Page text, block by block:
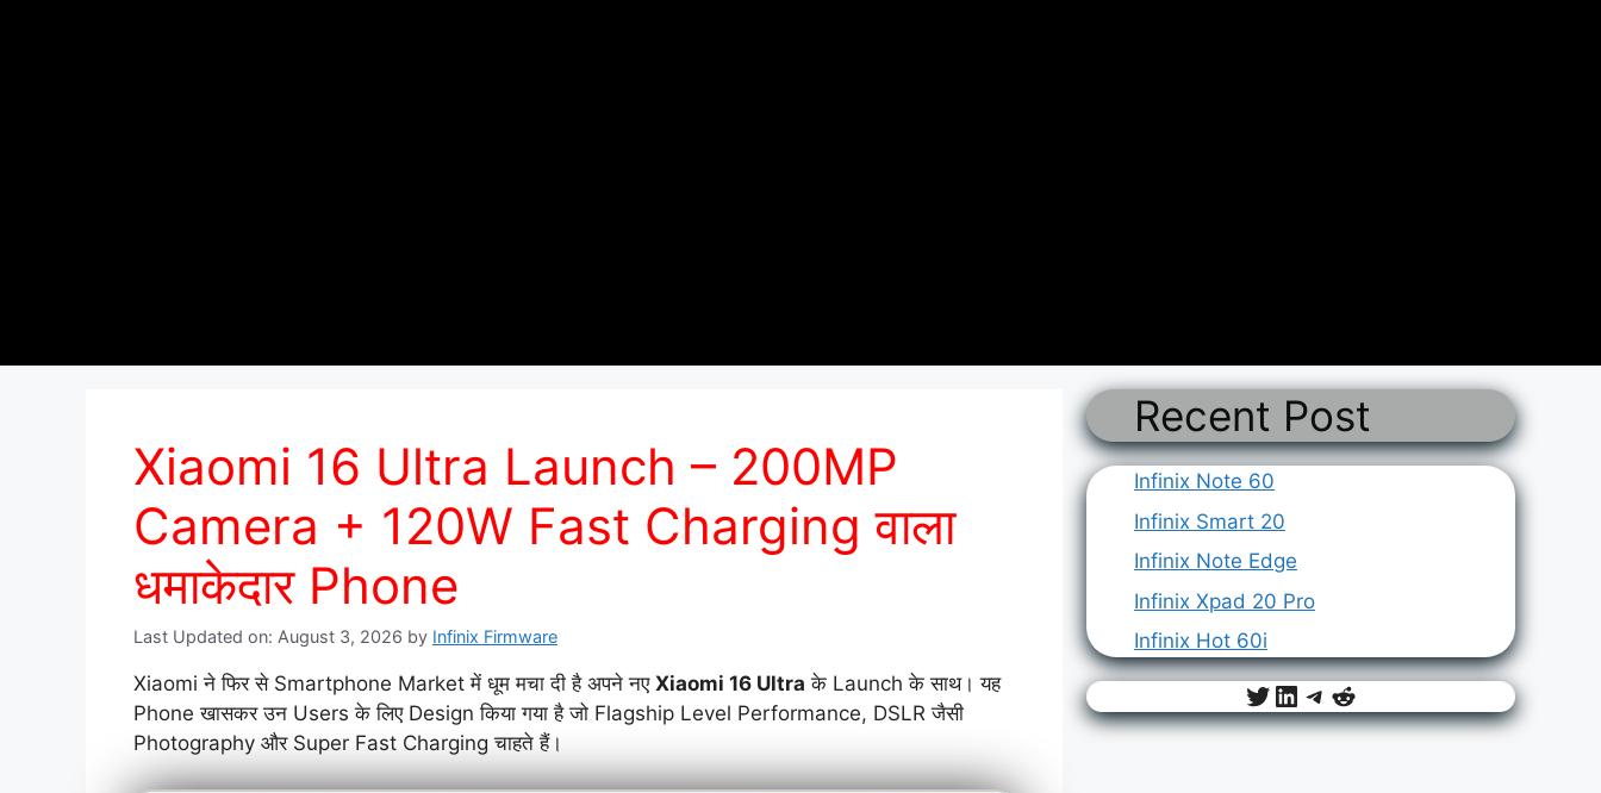
Xiaomi 16 Ultra Launch – 200MP
Camera + 120W Fast Charging वाला
धमाकेदार Phone
Last Updated on: August 3, 2026 by Infinix Firmware
Xiaomi ने फिर से Smartphone Market में धूम मचा दी है अपने नए Xiaomi 16 Ultra के Launch के साथ। यह
Phone खासकर उन Users के लिए Design किया गया है जो Flagship Level Performance, DSLR जैसी
Photography और Super Fast Charging चाहते हैं।
Recent Post
Infinix Note 60
Infinix Smart 20
Infinix Note Edge
Infinix Xpad 20 Pro
Infinix Hot 60i
Twitter
LinkedIn
Telegram
Reddit